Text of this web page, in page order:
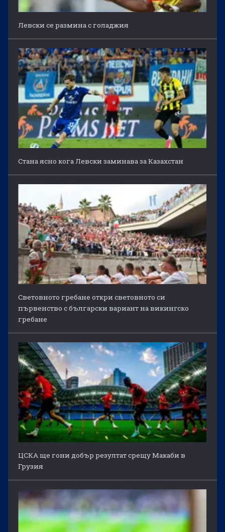
Левски се размина с голаджия
Стана ясно кога Левски заминава за Казахстан
Световното гребане откри световното си
първенство с български вариант на викингско
гребане
ЦСКА ще гони добър резултат срещу Макаби в
Грузия